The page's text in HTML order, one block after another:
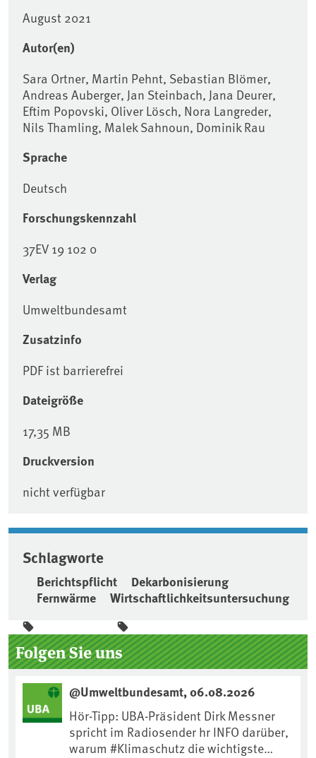
August 2021
Autor(en)
Sara Ortner, Martin Pehnt, Sebastian Blömer,
Andreas Auberger, Jan Steinbach, Jana Deurer,
Eftim Popovski, Oliver Lösch, Nora Langreder,
Nils Thamling, Malek Sahnoun, Dominik Rau
Sprache
Deutsch
Forschungskennzahl
37EV 19 102 0
Verlag
Umweltbundesamt
Zusatzinfo
PDF ist barrierefrei
Dateigröße
17,35 MB
Druckversion
nicht verfügbar
Schlagworte
Berichtspflicht
Dekarbonisierung
Fernwärme
Wirtschaftlichkeitsuntersuchung
Seitenleiste
Folgen Sie uns
@Umweltbundesamt, 06.08.2026
Hör-Tipp: UBA-Präsident Dirk Messner
spricht im Radiosender hr INFO darüber,
warum #Klimaschutz die wichtigste